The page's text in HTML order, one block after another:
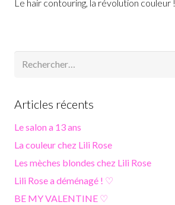
Le hair contouring, la révolution couleur !
Rechercher :
Articles récents
Le salon a 13 ans
La couleur chez Lili Rose
Les mèches blondes chez Lili Rose
Lili Rose a déménagé ! ♡
BE MY VALENTINE ♡